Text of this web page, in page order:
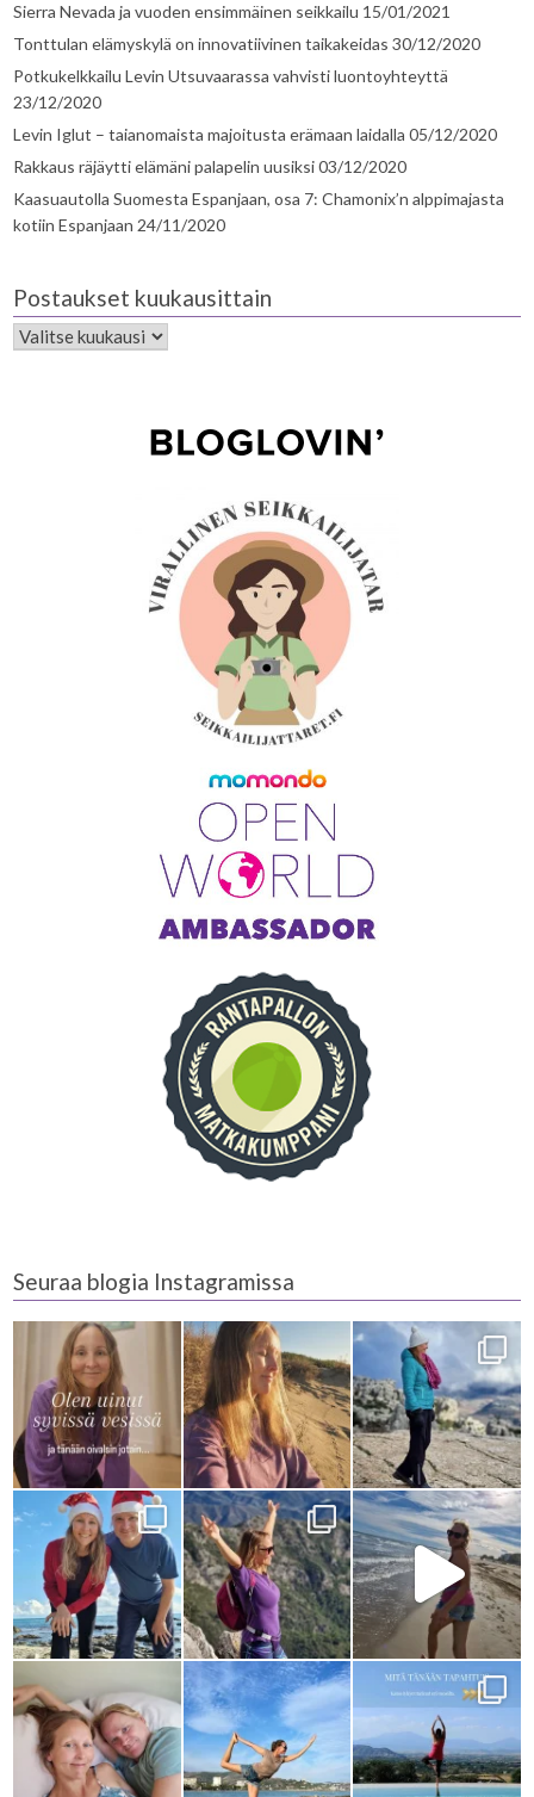
Sierra Nevada ja vuoden ensimmäinen seikkailu 15/01/2021
Tonttulan elämyskylä on innovatiivinen taikakeidas 30/12/2020
Potkukelkkailu Levin Utsuvaarassa vahvisti luontoyhteyttä
23/12/2020
Levin Iglut – taianomaista majoitusta erämaan laidalla 05/12/2020
Rakkaus räjäytti elämäni palapelin uusiksi03/12/2020
Kaasuautolla Suomesta Espanjaan, osa 7: Chamonix’n alppimajasta
kotiin Espanjaan 24/11/2020
Postaukset kuukausittain
Seuraa blogia Instagramissa